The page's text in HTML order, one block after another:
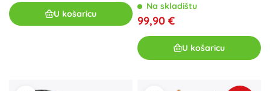
U košaricu
Na skladištu
99,90 €
U košaricu